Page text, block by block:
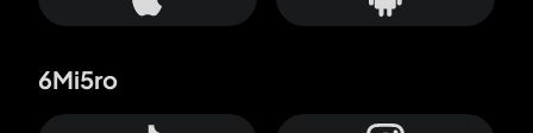
6Mi5ro